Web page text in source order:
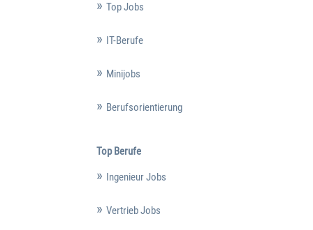
Top Jobs
IT-Berufe
Minijobs
Berufsorientierung
Top Berufe
Ingenieur Jobs
Vertrieb Jobs